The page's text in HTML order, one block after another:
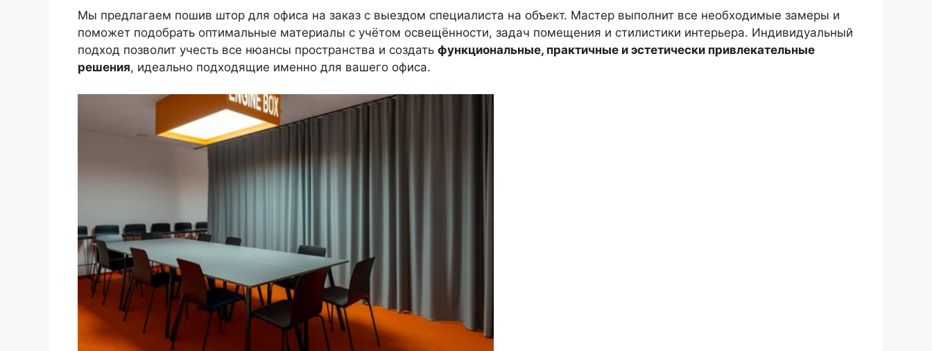
Мы предлагаем пошив штор для офиса на заказ с выездом специалиста на объект. Мастер выполнит все необходимые замеры и
поможет подобрать оптимальные материалы с учётом освещённости, задач помещения и стилистики интерьера. Индивидуальный
подход позволит учесть все нюансы пространства и создать функциональные, практичные и эстетически привлекательные
решения, идеально подходящие именно для вашего офиса.